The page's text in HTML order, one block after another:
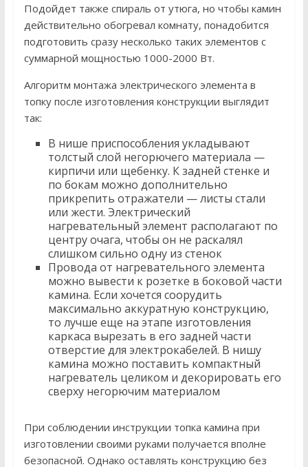
Подойдет также спираль от утюга, но чтобы камин
действительно обогревал комнату, понадобится
подготовить сразу несколько таких элементов с
суммарной мощностью 1000-2000 Вт.
Алгоритм монтажа электрического элемента в
топку после изготовления конструкции выглядит
так:
В нише приспособления укладывают
толстый слой негорючего материала —
кирпичи или щебенку. К задней стенке и
по бокам можно дополнительно
прикрепить отражатели — листы стали
или жести. Электрический
нагревательный элемент располагают по
центру очага, чтобы он не раскалял
слишком сильно одну из стенок
Провода от нагревательного элемента
можно вывести к розетке в боковой части
камина. Если хочется соорудить
максимально аккуратную конструкцию,
то лучше еще на этапе изготовления
каркаса вырезать в его задней части
отверстие для электрокабелей. В нишу
камина можно поставить компактный
нагреватель целиком и декорировать его
сверху негорючим материалом
При соблюдении инструкции топка камина при
изготовлении своими руками получается вполне
безопасной. Однако оставлять конструкцию без